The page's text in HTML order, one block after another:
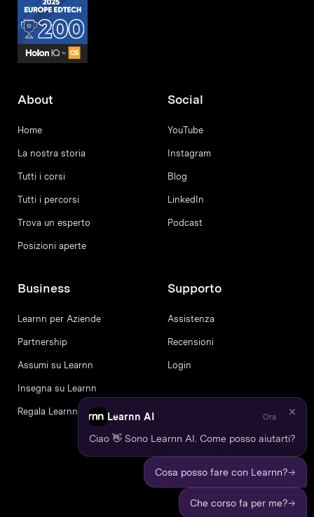
About
Home
La nostra storia
Tutti i corsi
Tutti i percorsi
Trova un esperto
Posizioni aperte
Social
YouTube
Instagram
Blog
LinkedIn
Podcast
Business
Learnn per Aziende
Partnership
Assumi su Learnn
Insegna su Learnn
Regala Learnn
Supporto
Assistenza
Recensioni
Login
Learnn AI Ora
Ciao 👋 Sono Learnn AI. Come posso aiutarti?
Cosa posso fare con Learnn?→
Che corso fa per me?→